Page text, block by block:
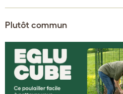
Plutôt commun